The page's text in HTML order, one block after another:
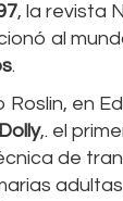
, la revista
al
.
Roslin, en
,. el
de